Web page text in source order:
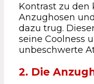
Kontrast zu den
Anzughosen
dazu trug.
seine Coolness
unbeschwerte
2. Die